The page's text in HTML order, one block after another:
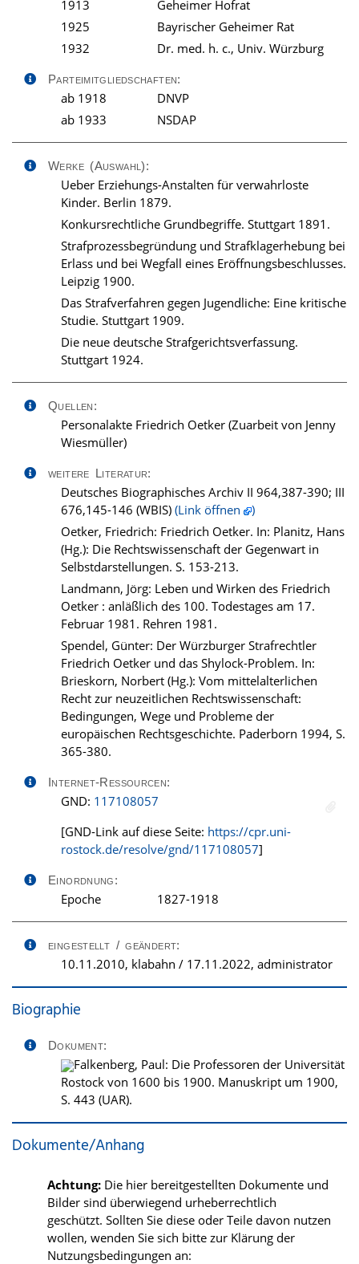
1913
Geheimer Hofrat
1925
Bayrischer Geheimer Rat
1932
Dr. med. h. c., Univ. Würzburg
Parteimitgliedschaften:
ab 1918
DNVP
ab 1933
NSDAP
Werke (Auswahl):
Ueber Erziehungs-Anstalten für verwahrloste
Kinder. Berlin 1879.
Konkursrechtliche Grundbegriffe. Stuttgart 1891.
Strafprozessbegründung und Strafklagerhebung bei
Erlass und bei Wegfall eines Eröffnungsbeschlusses.
Leipzig 1900.
Das Strafverfahren gegen Jugendliche: Eine kritische
Studie. Stuttgart 1909.
Die neue deutsche Strafgerichtsverfassung.
Stuttgart 1924.
Quellen:
Personalakte Friedrich Oetker (Zuarbeit von Jenny
Wiesmüller)
weitere Literatur:
Deutsches Biographisches Archiv II 964,387-390; III
676,145-146 (WBIS) (Link öffnen
)
Oetker, Friedrich: Friedrich Oetker. In: Planitz, Hans
(Hg.): Die Rechtswissenschaft der Gegenwart in
Selbstdarstellungen. S. 153-213.
Landmann, Jörg: Leben und Wirken des Friedrich
Oetker : anläßlich des 100. Todestages am 17.
Februar 1981. Rehren 1981.
Spendel, Günter: Der Würzburger Strafrechtler
Friedrich Oetker und das Shylock-Problem. In:
Brieskorn, Norbert (Hg.): Vom mittelalterlichen
Recht zur neuzeitlichen Rechtswissenschaft:
Bedingungen, Wege und Probleme der
europäischen Rechtsgeschichte. Paderborn 1994, S.
365-380.
Internet-Ressourcen:
GND: 117108057
[GND-Link auf diese Seite: https://cpr.uni-
rostock.de/resolve/gnd/117108057]
Einordnung:
Epoche 1827-1918
eingestellt / geändert:
10.11.2010, klabahn / 17.11.2022, administrator
Biographie
Dokument:
Falkenberg, Paul: Die Professoren der Universität
Rostock von 1600 bis 1900. Manuskript um 1900,
S. 443 (UAR).
Dokumente/Anhang
Achtung: Die hier bereitgestellten Dokumente und
Bilder sind überwiegend urheberrechtlich
geschützt. Sollten Sie diese oder Teile davon nutzen
wollen, wenden Sie sich bitte zur Klärung der
Nutzungsbedingungen an: